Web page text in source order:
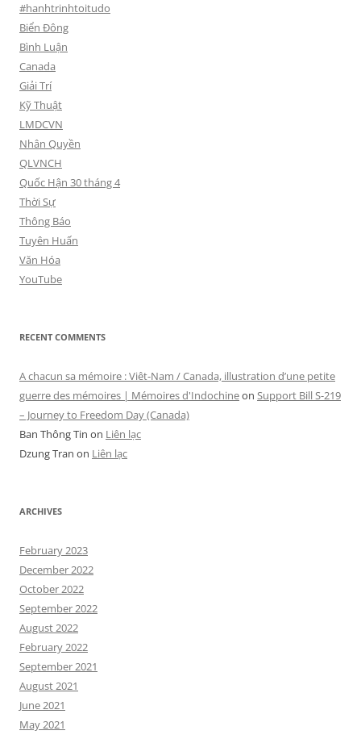
#hanhtrinhtoitudo
Biển Đông
Bình Luận
Canada
Giải Trí
Kỹ Thuật
LMDCVN
Nhân Quyền
QLVNCH
Quốc Hận 30 tháng 4
Thời Sự
Thông Báo
Tuyên Huấn
Văn Hóa
YouTube
RECENT COMMENTS
A chacun sa mémoire : Viêt-Nam / Canada, illustration d’une petite
guerre des mémoires | Mémoires d'Indochineon Support Bill S-219
– Journey to Freedom Day (Canada)
Ban Thông Tin on Liên lạc
Dzung Tran on Liên lạc
ARCHIVES
February 2023
December 2022
October 2022
September 2022
August 2022
February 2022
September 2021
August 2021
June 2021
May 2021